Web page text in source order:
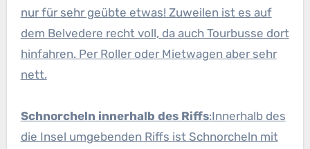
nur für sehr geübte etwas! Zuweilen ist es auf
dem Belvedere recht voll, da auch Tourbusse dort
hinfahren. Per Roller oder Mietwagen aber sehr
nett.
Schnorcheln innerhalb des Riffs:Innerhalb des
die Insel umgebenden Riffs ist Schnorcheln mit